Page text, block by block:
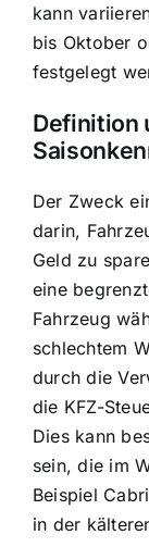
kann
bis Oktober
festgelegt
Definition
Der Zweck
darin,
Geld zu
eine
Fahrzeug
schlechtem
durch die
die KFZ-
Dies kann
sein, die im
Beispiel
in der